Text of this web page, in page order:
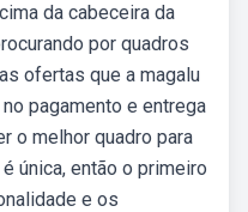
da cabeceira da
por quadros
ofertas que a magalu
pagamento e entrega
o melhor quadro para
única, então o primeiro
e os